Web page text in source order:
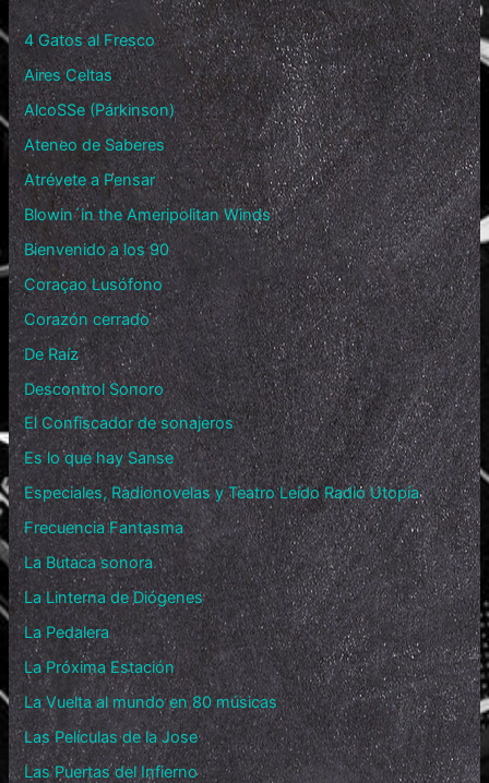
4 Gatos al Fresco
Aires Celtas
AlcoSSe (Párkinson)
Ateneo de Saberes
Atrévete a Pensar
Blowin´in the Ameripolitan Winds
Bienvenido a los 90
Coraçao Lusófono
Corazón cerrado
De Raíz
Descontrol Sonoro
El Confiscador de sonajeros
Es lo que hay Sanse
Especiales, Radionovelas y Teatro Leído Radio Utopía
Frecuencia Fantasma
La Butaca sonora
La Linterna de Diógenes
La Pedalera
La Próxima Estación
La Vuelta al mundo en 80 músicas
Las Películas de la Jose
Las Puertas del Infierno